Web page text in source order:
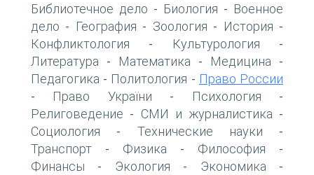
Библиотечное дело - Биология - Военное
дело - География - Зоология - История -
Конфликтология - Культурология -
Литература - Математика - Медицина -
Педагогика - Политология - Право России
- Право України - Психология -
Религоведение - СМИ и журналистика -
Социология - Технические науки -
Транспорт - Физика - Философия -
Финансы - Экология - Экономика -